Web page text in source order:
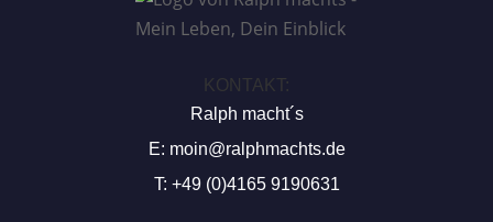
KONTAKT:
Ralph macht´s
E: moin@ralphmachts.de
T: +49 (0)4165 9190631